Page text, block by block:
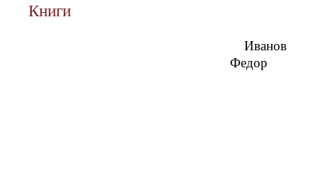
Книги
Иванов
Федор